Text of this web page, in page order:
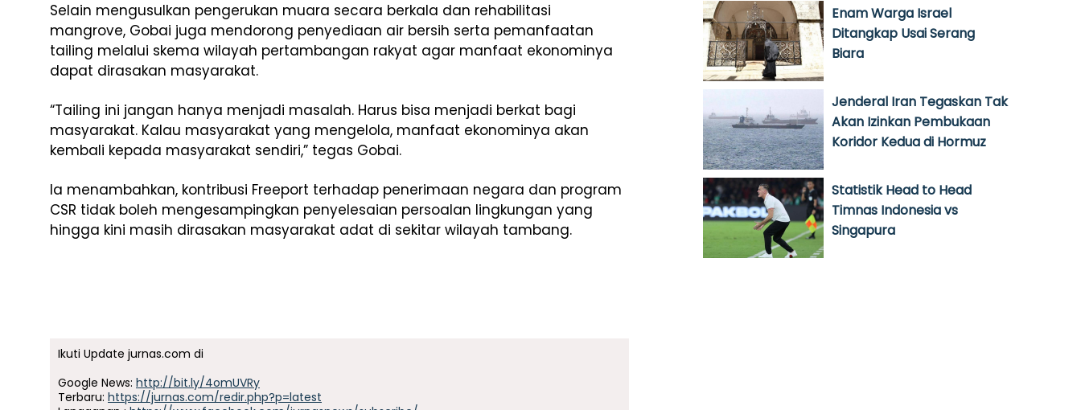
Selain mengusulkan pengerukan muara secara berkala dan rehabilitasi
mangrove, Gobai juga mendorong penyediaan air bersih serta pemanfaatan
tailing melalui skema wilayah pertambangan rakyat agar manfaat ekonominya
dapat dirasakan masyarakat.
“Tailing ini jangan hanya menjadi masalah. Harus bisa menjadi berkat bagi
masyarakat. Kalau masyarakat yang mengelola, manfaat ekonominya akan
kembali kepada masyarakat sendiri,” tegas Gobai.
Ia menambahkan, kontribusi Freeport terhadap penerimaan negara dan program
CSR tidak boleh mengesampingkan penyelesaian persoalan lingkungan yang
hingga kini masih dirasakan masyarakat adat di sekitar wilayah tambang.
Ikuti Update jurnas.com di
Google News: http://bit.ly/4omUVRy
Terbaru: https://jurnas.com/redir.php?p=latest
Enam Warga Israel
Ditangkap Usai Serang
Biara
Jenderal Iran Tegaskan Tak
Akan Izinkan Pembukaan
Koridor Kedua di Hormuz
Statistik Head to Head
Timnas Indonesia vs
Singapura